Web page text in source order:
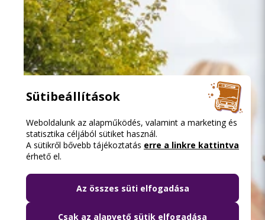
Sütibeállítások
Weboldalunk az alapműködés, valamint a marketing és
statisztika céljából sütiket használ.
A sütikről bővebb tájékoztatás erre a linkre kattintva
érhető el.
Az összes süti elfogadása
Csak az alapvető sütik elfogadása